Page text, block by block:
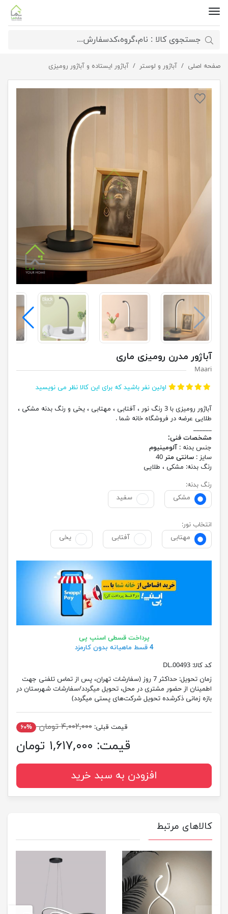
صفحه اصلی آباژور و لوستر آباژور ایستاده و آباژور رومیزی آباژور مدرن رومیزی ماری
آباژور مدرن رومیزی ماری
Maari
اولین نفر باشید که برای این کالا نظر می نویسید
آباژور رومیزی با 3 رنگ نور ، آفتابی ، مهتابی ، یخی و رنگ بدنه مشکی ،
طلایی عرضه در فروشگاه خانه شما .
______
مشخصات فنی:
جنس بدنه :آلومینیوم
سایز : سانتی متر 40
رنگ بدنه: مشکی ، طلایی
رنگ بدنه:
مشکی
سفید
انتخاب نور:
مهتابی
آفتابی یخی
پرداخت قسطی اسنپ پی
4 قسط ماهیانه بدون کارمزد
کد کالا: 00493.DL
زمان تحویل:
حداکثر 7 روز (سفارشات تهران، پس از تماس تلفنی جهت
اطمینان از حضور مشتری در محل، تحویل میگردد/سفارشات شهرستان در
بازه زمانی ذکرشده تحویل شرکت‌های پستی میگردد)
قیمت قبلی: ۴,۰۰۲,۰۰۰ تومان ۶۰%
قیمت: ۱,۶۱۷,۰۰۰ تومان
افزودن به سبد خرید
کالاهای مرتبط